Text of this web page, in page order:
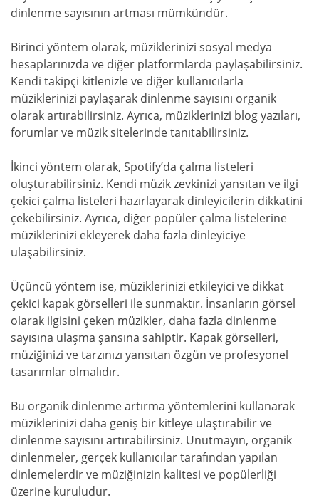
dinlenme sayısının artması mümkündür.
Birinci yöntem olarak, müziklerinizi sosyal medya
hesaplarınızda ve diğer platformlarda paylaşabilirsiniz.
Kendi takipçi kitlenizle ve diğer kullanıcılarla
müziklerinizi paylaşarak dinlenme sayısını organik
olarak artırabilirsiniz. Ayrıca, müziklerinizi blog yazıları,
forumlar ve müzik sitelerinde tanıtabilirsiniz.
İkinci yöntem olarak, Spotify’da çalma listeleri
oluşturabilirsiniz. Kendi müzik zevkinizi yansıtan ve ilgi
çekici çalma listeleri hazırlayarak dinleyicilerin dikkatini
çekebilirsiniz. Ayrıca, diğer popüler çalma listelerine
müziklerinizi ekleyerek daha fazla dinleyiciye
ulaşabilirsiniz.
Üçüncü yöntem ise, müziklerinizi etkileyici ve dikkat
çekici kapak görselleri ile sunmaktır. İnsanların görsel
olarak ilgisini çeken müzikler, daha fazla dinlenme
sayısına ulaşma şansına sahiptir. Kapak görselleri,
müziğinizi ve tarzınızı yansıtan özgün ve profesyonel
tasarımlar olmalıdır.
Bu organik dinlenme artırma yöntemlerini kullanarak
müziklerinizi daha geniş bir kitleye ulaştırabilir ve
dinlenme sayısını artırabilirsiniz. Unutmayın, organik
dinlenmeler, gerçek kullanıcılar tarafından yapılan
dinlemelerdir ve müziğinizin kalitesi ve popülerliği
üzerine kuruludur.